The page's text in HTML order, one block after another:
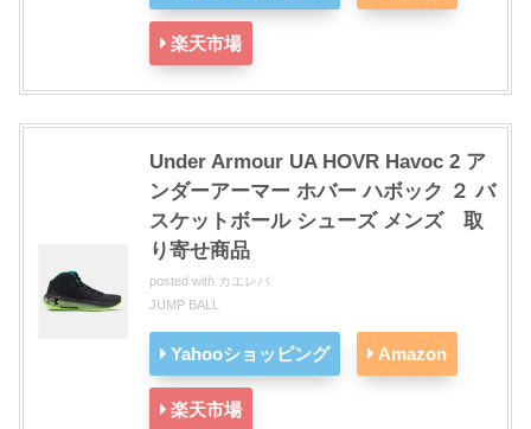
楽天市場
Under Armour UA HOVR Havoc 2 ア
ンダーアーマー ホバー ハボック ２ バ
スケットボール シューズ メンズ 取
り寄せ商品
posted with カエレバ
JUMP BALL
Yahooショッピング Amazon
楽天市場